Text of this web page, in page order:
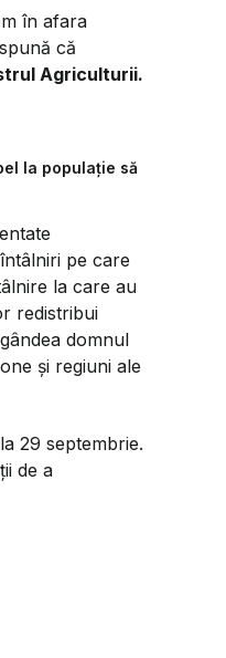
în afara
că
Agriculturii.
la populație să
pe care
la care au
redistribui
domnul
și regiuni ale
29 septembrie.
de a